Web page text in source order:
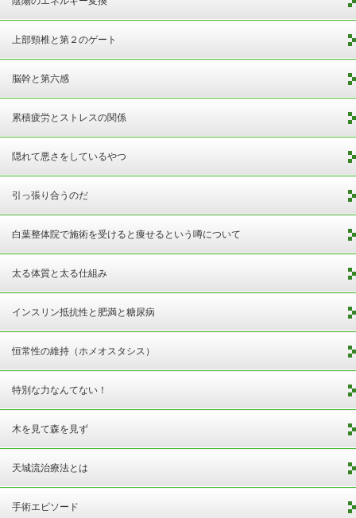
上部頸椎と第２のゲート
脳幹と第六感
累積疲労とストレスの関係
隠れて悪さをしているやつ
引っ張り合うのだ
白葉整体院で施術を受けると痩せるという噂について
太る体質と太る仕組み
インスリン抵抗性と肥満と糖尿病
恒常性の維持（ホメオスタシス）
特別な力なんてない！
木を見て森を見ず
天城流治療法とは
手術エピソード